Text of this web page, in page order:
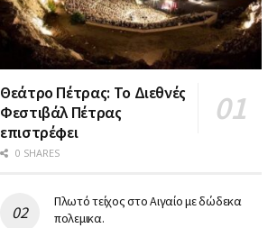
Θεάτρο Πέτρας: Το Διεθνές
Φεστιβάλ Πέτρας
επιστρέφει
0 SHARES
Πλωτό τείχος στο Αιγαίο με δώδεκα
πολεμικα.